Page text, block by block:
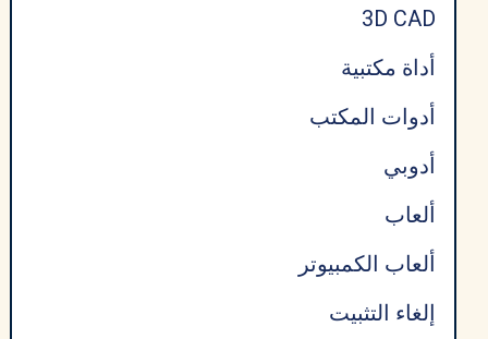
3D CAD
أداة مكتبية
أدوات المكتب
أدوبي
ألعاب
ألعاب الكمبيوتر
إلغاء التثبيت